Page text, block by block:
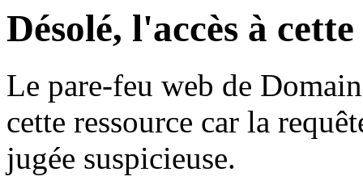
Désolé, l'accès à
Le pare-feu web de
cette ressource car la
jugée suspicieuse.